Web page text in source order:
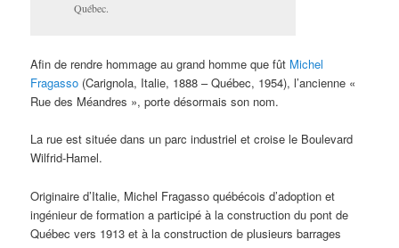
Québec.
Afin de rendre hommage au grand homme que fût Michel
Fragasso (Carignola, Italie, 1888 – Québec, 1954), l’ancienne «
Rue des Méandres », porte désormais son nom.
La rue est située dans un parc industriel et croise le Boulevard
Wilfrid-Hamel.
Originaire d’Italie, Michel Fragasso québécois d’adoption et
ingénieur de formation a participé à la construction du pont de
Québec vers 1913 et à la construction de plusieurs barrages